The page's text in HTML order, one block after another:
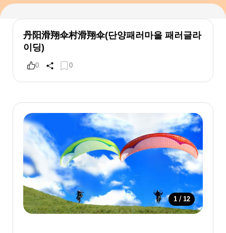
丹阳滑翔伞村滑翔伞(단양패러마을 패러글라
이딩)
0 0
1 / 12